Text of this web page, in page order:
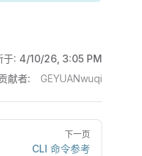
于: 4/10/26, 3:05 PM
献者:
GEYUANwuqi
下一页
CLI 命令参考